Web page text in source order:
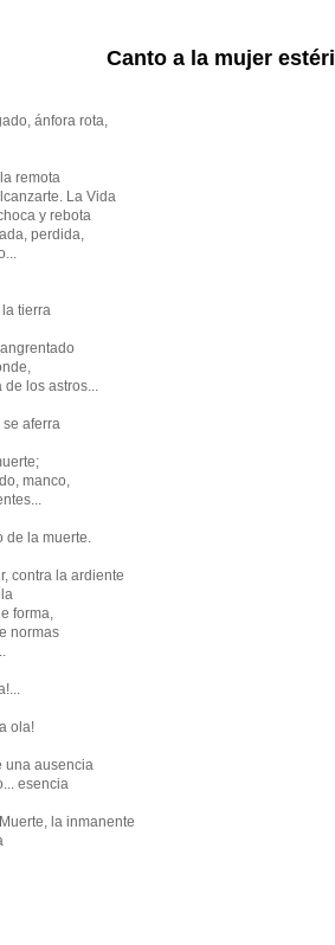
Canto a la mujer estéril
ánfora rota,
remota
La Vida
y rebota
perdida,

tierra
los astros...
aferra
manco,
de la muerte.
contra la ardiente
forma,
normas
ola!
una ausencia
esencia
la inmanente